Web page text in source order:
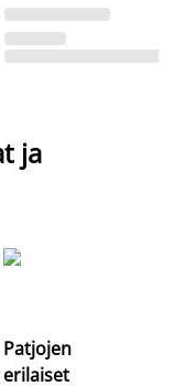
ja
Patjojen
erilaiset